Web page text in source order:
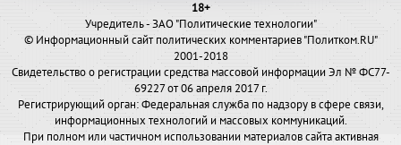
18+
Учредитель - ЗАО "Политические технологии"
© Информационный сайт политических комментариев "Политком.RU"
2001-2018
Свидетельство о регистрации средства массовой информации Эл № ФС77-
69227 от 06 апреля 2017 г.
Регистрирующий орган: Федеральная служба по надзору в сфере связи,
информационных технологий и массовых коммуникаций.
При полном или частичном использовании материалов сайта активная